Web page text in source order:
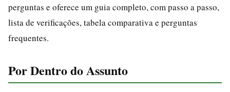
perguntas e oferece um guia completo, com passo a passo,
lista de verificações, tabela comparativa e perguntas
frequentes.
Por Dentro do Assunto